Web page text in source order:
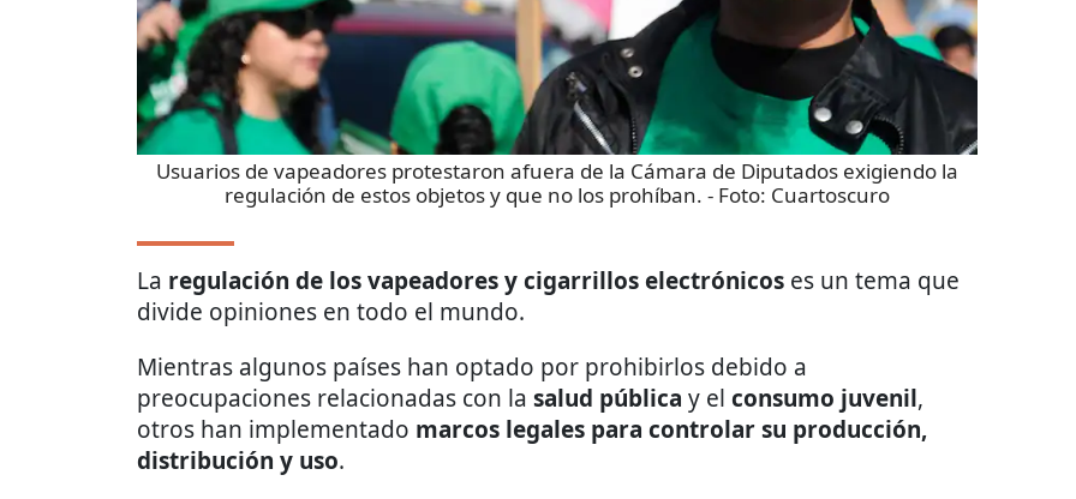
Usuarios de vapeadores protestaron afuera de la Cámara de Diputados exigiendo la
regulación de estos objetos y que no los prohíban. - Foto: Cuartoscuro
La regulación de los vapeadores y cigarrillos electrónicos es un tema que
divide opiniones en todo el mundo.
Mientras algunos países han optado por prohibirlos debido a
preocupaciones relacionadas con la salud pública y el consumo juvenil,
otros han implementado marcos legales para controlar su producción,
distribución y uso.